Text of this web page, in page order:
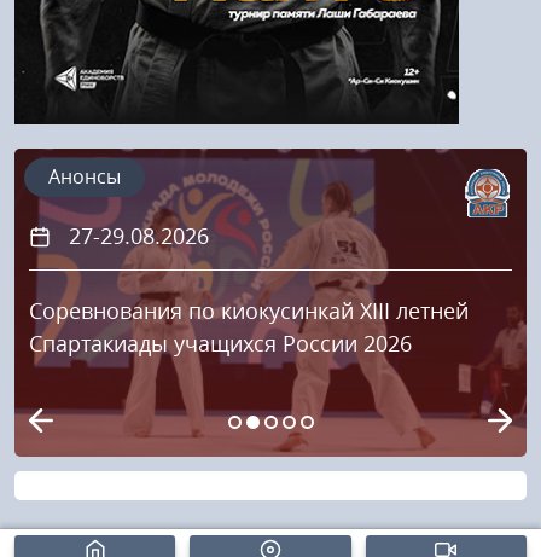
27-29.08.2026
Соревнования по киокусинкай XIII летней
Спартакиады учащихся России 2026
Анонсы